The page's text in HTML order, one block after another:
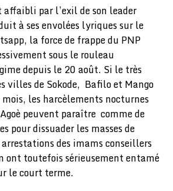
affaibli par l’exil de son leader
à ses envolées lyriques sur le
la force de frappe du PNP
sous le rouleau
depuis le 20 août. Si le très
villes de Sokode, Bafilo et Mango
les harcèlements nocturnes
peuvent paraître comme de
pour dissuader les masses de
des imams conseillers
ont toutefois sérieusement entamé
le court terme.